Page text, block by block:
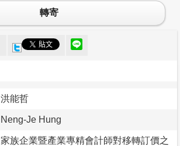
轉寄
洪能哲
Neng-Je Hung
家族企業暨產業專精會計師對移轉訂價之